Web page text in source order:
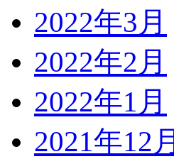
2022年3月
2022年2月
2022年1月
2021年12月